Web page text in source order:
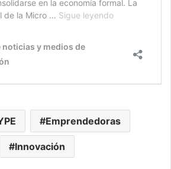
Emprendedoras
Innovación